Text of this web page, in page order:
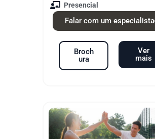
Presencial
Falar com um especialista
Broch
ura
Ver
mais